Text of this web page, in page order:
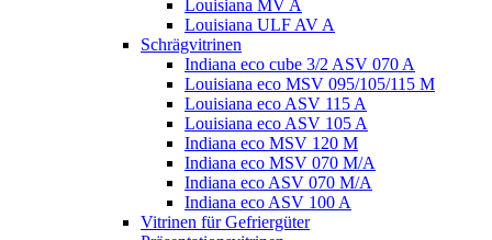
Louisiana MV A
Louisiana ULF AV A
Schrägvitrinen
Indiana eco cube 3/2 ASV 070 A
Louisiana eco MSV 095/105/115 M
Louisiana eco ASV 115 A
Louisiana eco ASV 105 A
Indiana eco MSV 120 M
Indiana eco MSV 070 M/A
Indiana eco ASV 070 M/A
Indiana eco ASV 100 A
Vitrinen für Gefriergüter